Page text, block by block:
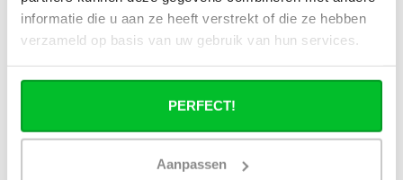
informatie die u aan ze heeft verstrekt of die ze hebben
verzameld op basis van uw gebruik van hun services.
PERFECT!
Aanpassen
Hoe bereken in de benodigde capaciteit
Wat is de levertijd van een
deze als ik een bestelling plaats?